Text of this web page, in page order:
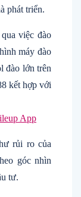
phát triển.
việc đào
máy đào
đào lớn trên
kết hợp với
App
rủi ro của
góc nhìn
tư.